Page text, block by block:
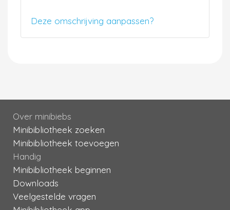
Deze omschrijving aanpassen?
Over minibiebs
Minibibliotheek zoeken
Minibibliotheek toevoegen
Handig
Minibibliotheek beginnen
Downloads
Veelgestelde vragen